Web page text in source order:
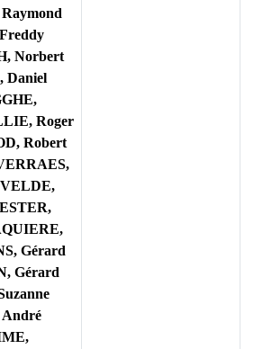
Norbert
Daniel
Roger
Robert
Gérard
Gérard